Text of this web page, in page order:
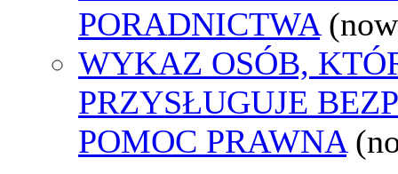
PORADNICTWA
WYKAZ OSÓB,
PRZYSŁUGUJE
POMOC PRAWNA